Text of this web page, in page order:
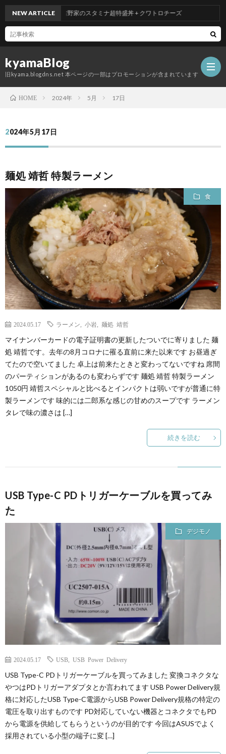
kyamaBlog
旧kyama.blogdns.net 本ページの一部はプロモーションが含まれています
NEW ARTICLE吉野家のスタミナ超特盛丼 + クワトロチーズ
HOME 2024年 5月 17日
2024年5月17日
麺処 靖哲 特製ラーメン
食
2024.05.17 ラーメン 小岩 麺処 靖哲
マイナンバーカードの電子証明書の更新したついでに寄りました 麺
処 靖哲です。去年の8月コロナに罹る直前に来た以来です お昼過ぎ
てたので空いてました 卓上は前来たときと変わってないですね 席間
のパーティションがあるのも変わらずです 麺処 靖哲 特製ラーメン
1050円 靖哲スペシャルと比べるとインパクトは弱いですが普通に特
製ラーメンです 味的には二郎系な感じの甘めのスープです ラーメン
タレで味の濃さは […]
続きを読む
USB Type-C PDトリガーケーブルを買ってみ
た
デジモノ
2024.05.17 USB USB Power Delivery
USB Type-C PDトリガーケーブルを買ってみました 変換コネクタな
やつはPDトリガーアダプタとか言われてます USB Power Delivery規
格に対応したUSB Type-C電源からUSB Power Delivery規格の特定の
電圧を取り出すものです PD対応していない機器とコネクタでもPD
から電源を供給してもらうというのが目的です 今回はASUSでよく
採用されている小型の端子に変 […]